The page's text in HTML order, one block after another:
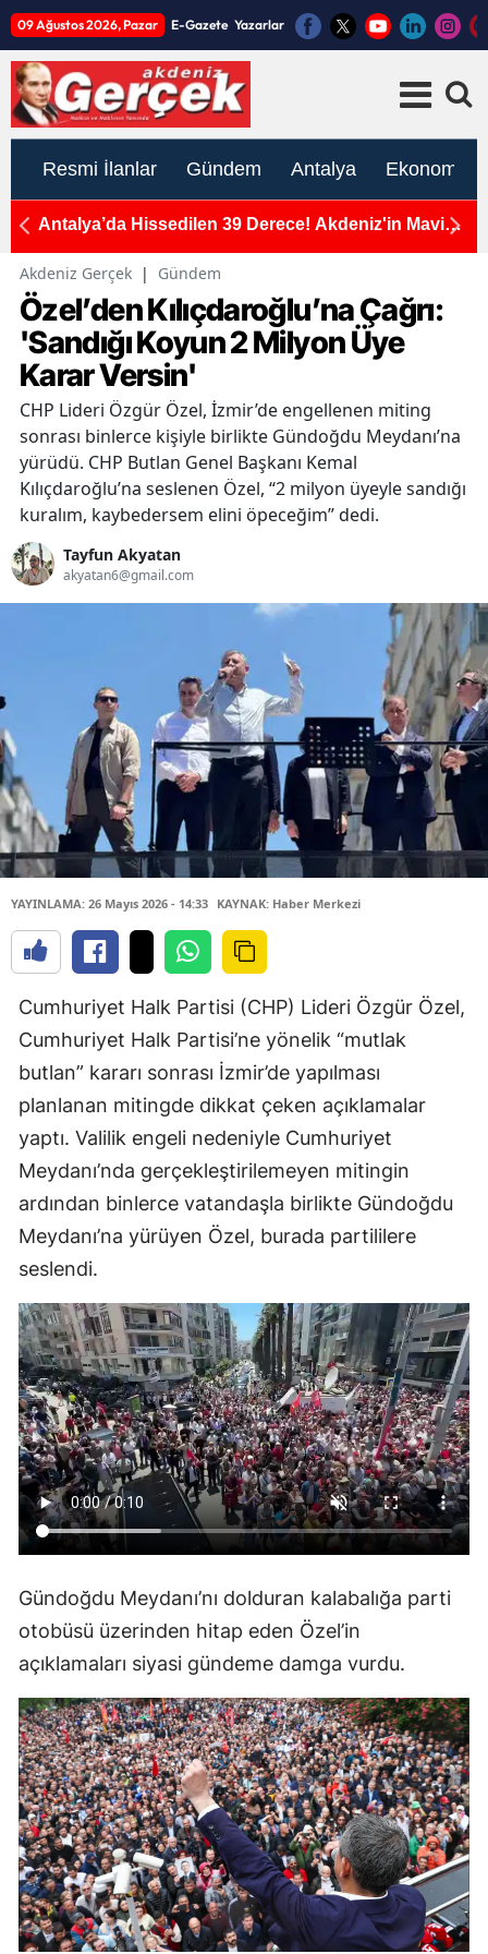
09 Ağustos 2026, Pazar E-Gazete Yazarlar
Resmi İlanlar Gündem Antalya Ekonomi
Antalya’da Hissedilen 39 Derece! Akdeniz'in Mavi
Akdeniz Gerçek | Gündem
Özel’den Kılıçdaroğlu’na Çağrı:
'Sandığı Koyun 2 Milyon Üye
Karar Versin'
CHP Lideri Özgür Özel, İzmir’de engellenen miting
sonrası binlerce kişiyle birlikte Gündoğdu Meydanı’na
yürüdü. CHP Butlan Genel Başkanı Kemal
Kılıçdaroğlu’na seslenen Özel, “2 milyon üyeyle sandığı
kuralım, kaybedersem elini öpeceğim” dedi.
Tayfun Akyatan
akyatan6@gmail.com
YAYINLAMA: 26 Mayıs 2026 - 14:33 KAYNAK: Haber Merkezi
Cumhuriyet Halk Partisi (CHP) Lideri Özgür Özel,
Cumhuriyet Halk Partisi’ne yönelik “mutlak
butlan” kararı sonrası İzmir’de yapılması
planlanan mitingde dikkat çeken açıklamalar
yaptı. Valilik engeli nedeniyle Cumhuriyet
Meydanı’nda gerçekleştirilemeyen mitingin
ardından binlerce vatandaşla birlikte Gündoğdu
Meydanı’na yürüyen Özel, burada partililere
seslendi.
Gündoğdu Meydanı’nı dolduran kalabalığa parti
otobüsü üzerinden hitap eden Özel’in
açıklamaları siyasi gündeme damga vurdu.